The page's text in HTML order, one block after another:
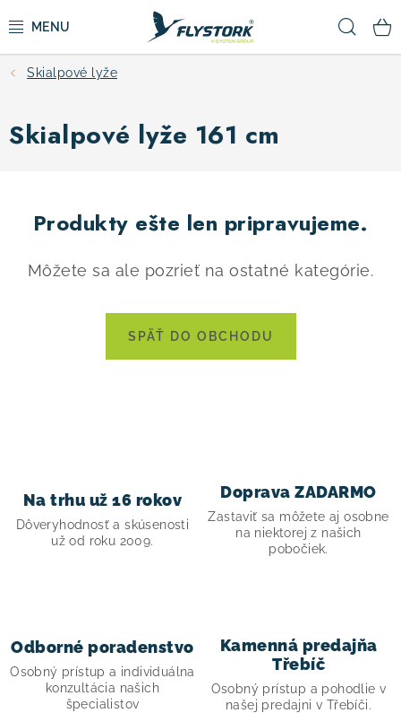
na
CYKLISTIKA
ZIMNÉ ŠPORTY
OBLEČENIE A TOPÁNKY
Skialpové lyže
Skialpové lyže 161 cm
Produkty ešte len pripravujeme.
Môžete sa ale pozrieť na ostatné kategórie.
SPÄŤ DO OBCHODU
Na trhu už 16 rokov
Dôveryhodnosť a skúsenosti
už od roku 2009.
Doprava ZADARMO
Zastaviť sa môžete aj osobne
na niektorej z našich
pobočiek.
Odborné poradenstvo
Osobný prístup a individuálna
konzultácia našich
špecialistov
Kamenná predajňa
Třebíč
Osobný prístup a pohodlie v
našej predajni v Třebíči.